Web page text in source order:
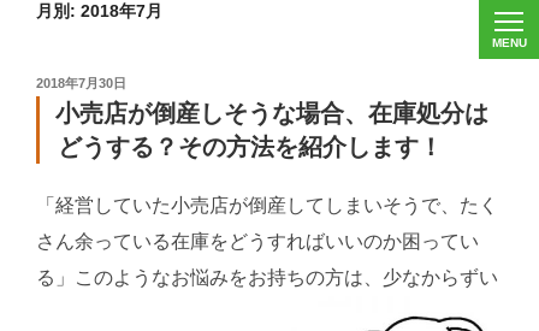
月別: 2018年7月
投
2018年7月30日
小売店が倒産しそうな場合、在庫処分は
どうする？その方法を紹介します！
「経営していた小売店が倒産してしまいそうで、たく
さん余っている在庫をどうすればいいのか困ってい
る」このようなお悩みをお持ちの方は、少なからずい